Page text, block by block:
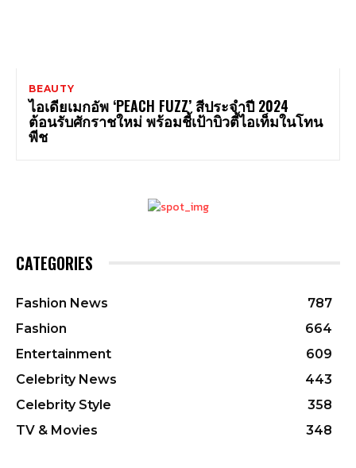
BEAUTY
ไอเดียเมกอัพ ‘PEACH FUZZ’ สีประจำปี 2024
ต้อนรับศักราชใหม่ พร้อมชี้เป้าบิวตี้ไอเท็มในโทน
พีช
CATEGORIES
Fashion News
787
Fashion
664
Entertainment
609
Celebrity News
443
Celebrity Style
358
TV & Movies
348